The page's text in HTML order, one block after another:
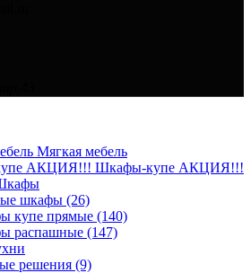
Мягкая мебель
Шкафы-купе АКЦИЯ!!!
шкафы (26)
купе прямые (140)
распашные (147)
решения (9)